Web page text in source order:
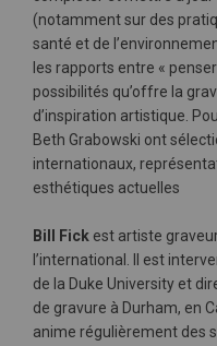
(notamment sur des
santé et de
les rapports entre «
possibilités qu’offre la
d’inspiration artistique.
Beth Grabowski ont
internationaux,
esthétiques actuelles
Bill Fick est artiste
l’international. Il est
de la Duke University et
de gravure à Durham, en
anime régulièrement des